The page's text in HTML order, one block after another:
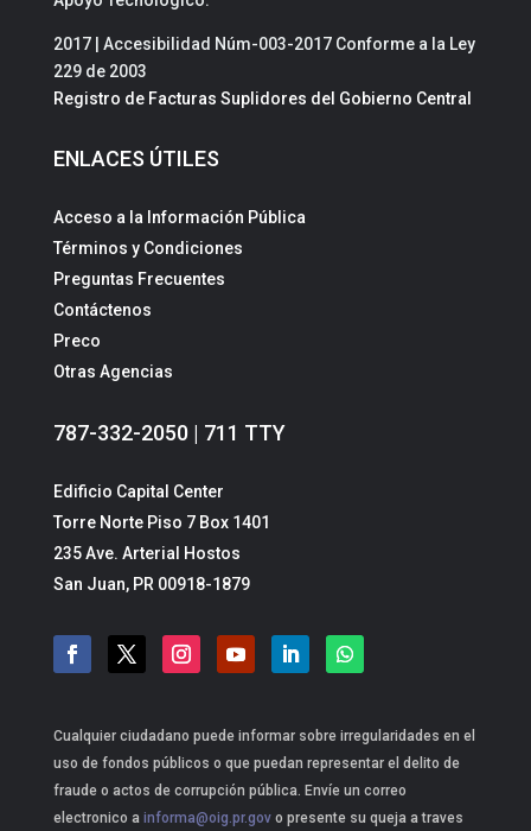
2017 | Accesibilidad Núm-003-2017 Conforme a la Ley
229 de 2003
Registro de Facturas Suplidores del Gobierno Central
ENLACES ÚTILES
Acceso a la Información Pública
Términos y Condiciones
Preguntas Frecuentes
Contáctenos
Preco
Otras Agencias
787-332-2050 | 711 TTY
Edificio Capital Center
Torre Norte Piso 7 Box 1401
235 Ave. Arterial Hostos
San Juan, PR 00918-1879
Cualquier ciudadano puede informar sobre irregularidades en el
uso de fondos públicos o que puedan representar el delito de
fraude o actos de corrupción pública. Envíe un correo
electronico a informa@oig.pr.govo presente su queja a traves